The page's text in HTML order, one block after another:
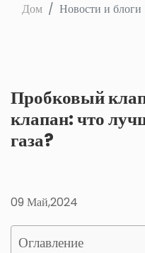
Дом Новости и блоги
Пробковый
клапан: что
газа?
09 Май,2024
Оглавление